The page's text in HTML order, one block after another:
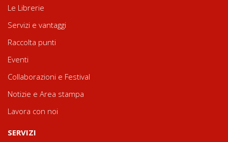
Le Librerie
Servizi e vantaggi
Raccolta punti
Eventi
Collaborazioni e Festival
Notizie e Area stampa
Lavora con noi
SERVIZI